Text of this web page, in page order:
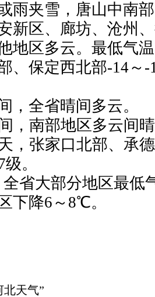
雨夹雪，唐山中南
新区、廊坊、沧州
地区多云。最低气
、保定西北部-14～
，全省晴间多云。
，南部地区多云间
，张家口北部、承
。
全省大部分地区最
下降6～8℃。
北天气”